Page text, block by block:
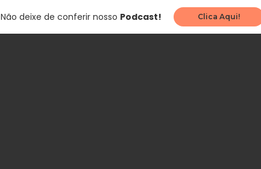
Não deixe de conferir nosso Podcast! Clica Aqui!